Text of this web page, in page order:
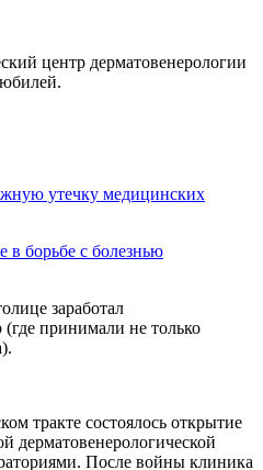
центр дерматовенерологии
утечку медицинских
в борьбе с болезнью
заработал
(где принимали не только
тракте состоялось открытие
дерматовенерологической
После войны клиника